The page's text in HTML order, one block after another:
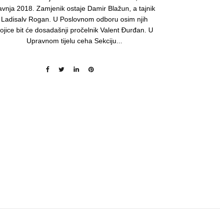
2018. Zamjenik ostaje Damir Blažun, a tajnik
Ladisalv Rogan. U Poslovnom odboru osim njih
bit će dosadašnji pročelnik Valent Đurđan. U
Upravnom tijelu ceha Sekciju...